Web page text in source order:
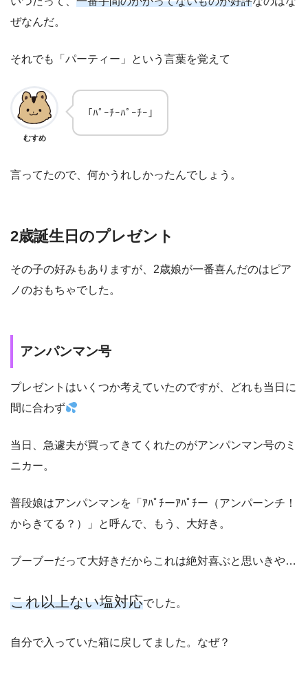
ぜなんだ。
それでも「パーティー」という言葉を覚えて
むすめ
「ﾊﾟｰﾁｰﾊﾟｰﾁｰ」
言ってたので、何かうれしかったんでしょう。
2歳誕生日のプレゼント
その子の好みもありますが、2歳娘が一番喜んだのはピア
ノのおもちゃでした。
アンパンマン号
プレゼントはいくつか考えていたのですが、どれも当日に
間に合わず
当日、急遽夫が買ってきてくれたのがアンパンマン号のミ
ニカー。
普段娘はアンパンマンを「ｱﾊﾟﾁーｱﾊﾟﾁー（アンパーンチ！
からきてる？）」と呼んで、もう、大好き。
ブーブーだって大好きだからこれは絶対喜ぶと思いきや…
これ以上ない塩対応でした。
自分で入っていた箱に戻してました。なぜ？